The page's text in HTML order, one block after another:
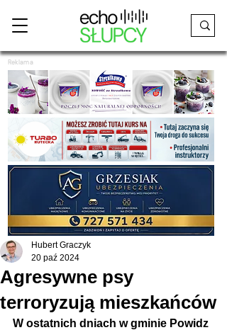
Reklama
Agresywne psy
terroryzują mieszkańców
Hubert Graczyk
20 paź 2024
W ostatnich dniach w gminie Powidz